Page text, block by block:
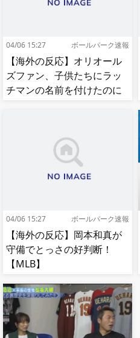
04/06 15:27 ボールパーク速報
【海外の反応】オリオール
ズファン、子供たちにラッ
チマンの名前を付けたのに
04/06 15:27 ボールパーク速報
【海外の反応】岡本和真が
守備でとっさの好判断！
【MLB】